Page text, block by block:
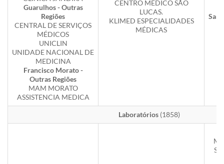
Guarulhos - Outras
Regiões
CENTRAL DE SERVIÇOS
MÉDICOS
UNICLIN
UNIDADE NACIONAL DE
MEDICINA
Francisco Morato -
Outras Regiões
MAM MORATO
ASSISTENCIA MEDICA
CENTRO MÉDICO SÃO
LUCAS.
KLIMED ESPECIALIDADES
MÉDICAS
Laboratórios(1858)